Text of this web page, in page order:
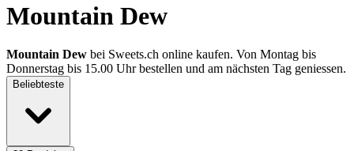
Mountain Dew
Mountain Dew bei Sweets.ch online kaufen. Von Montag bis
Donnerstag bis 15.00 Uhr bestellen und am nächsten Tag geniessen.
Beliebteste